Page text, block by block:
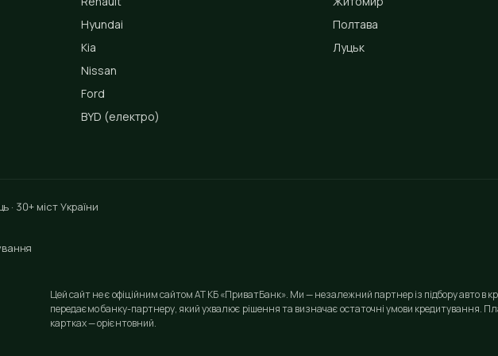
Hyundai
Kia
Nissan
Ford
BYD (електро)
Полтава
Луцьк
· 30+ міст України
Цей сайт не є офіційним сайтом АТ КБ «ПриватБанк». Ми — незалежний партнер із підбору авто в
передаємо банку-партнеру, який ухвалює рішення та визначає остаточні умови кредитування.
картках — орієнтовний.